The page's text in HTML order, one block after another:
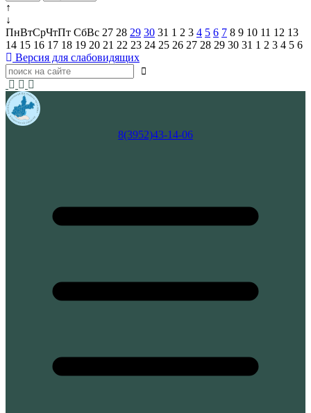
↑
↓
ПнВтСрЧтПт СбВс 27 28 29 30 31 1 2 3 4 5 6 7 8 9 10 11 12 13
14 15 16 17 18 19 20 21 22 23 24 25 26 27 28 29 30 31 1 2 3 4 5 6
Версия для слабовидящих
8(3952)43-14-06